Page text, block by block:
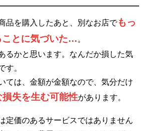
品を購入したあと、別なお店でもっ
ことに気づいた…
るかと思います。なんだか損した気
す。
ては、金額が金額なので、気分だけ
損失を生む可能性があります。
定価のあるサービスではありません